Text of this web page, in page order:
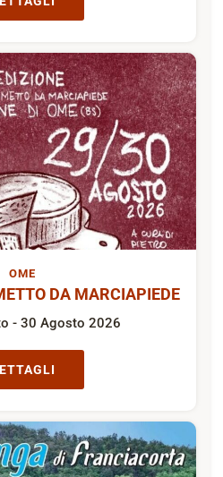
OME
DA MARCIAPIEDE
- 30 Agosto 2026